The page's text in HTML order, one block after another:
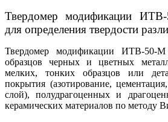
Твердомер модификации ИТВ-
для определения твердости
Твердомер модификации ИТВ-50-М
образцов черных и цветных
мелких, тонких образцов или
покрытия (азотирование,
слой), полудрагоценных и
керамических материалов по методу